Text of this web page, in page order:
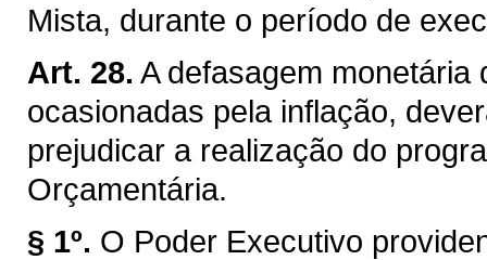
Mista, durante o período de
Art. 28. A defasagem
ocasionadas pela inflação,
prejudicar a realização do
Orçamentária.
§ 1º. O Poder Executivo